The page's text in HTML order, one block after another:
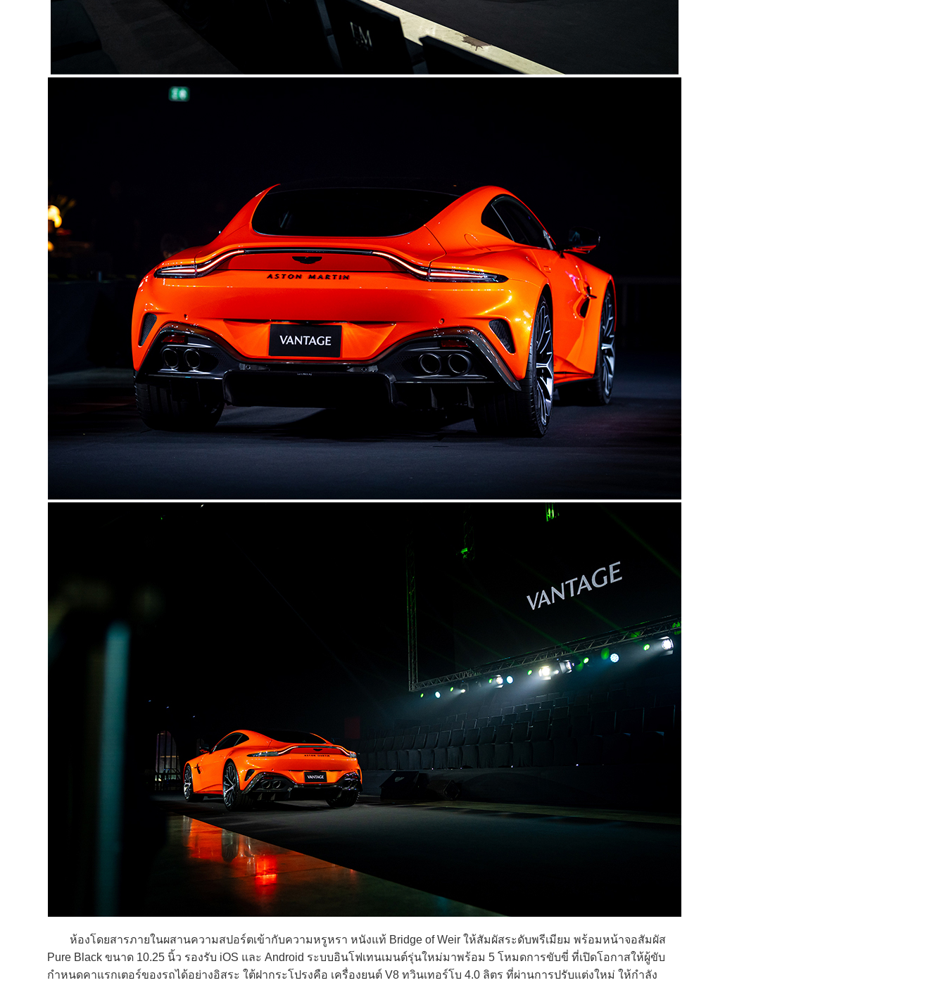
ห้องโดยสารภายในผสานความสปอร์ตเข้ากับความหรูหรา หนังแท้ Bridge of Weir ให้สัมผัสระดับพรีเมียม พร้อมหน้าจอสัมผัส
Pure Black ขนาด 10.25 นิ้ว รองรับ iOS และ Android ระบบอินโฟเทนเมนต์รุ่นใหม่มาพร้อม 5 โหมดการขับขี่ ที่เปิดโอกาสให้ผู้ขับ
กำหนดคาแรกเตอร์ของรถได้อย่างอิสระ ใต้ฝากระโปรงคือ เครื่องยนต์ V8 ทวินเทอร์โบ 4.0 ลิตร ที่ผ่านการปรับแต่งใหม่ ให้กำลัง